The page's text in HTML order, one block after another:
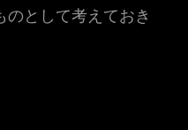
として考えておき